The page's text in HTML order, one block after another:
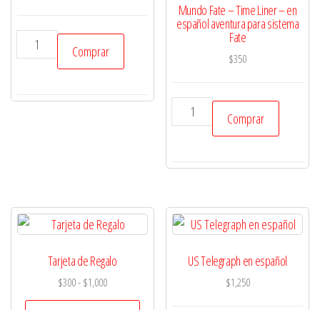
7o.
Mar
Rol
Comprar
Mundo Fate – Time Liner – en
español aventura para sistema
Fate
$350
Mundo
Fate
Time
-
en
aventura
Comprar
Tarjeta de Regalo
$300-$1,000Rango
de
US Telegraph en español
$1,250